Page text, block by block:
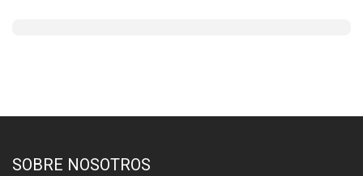
SOBRE NOSOTROS